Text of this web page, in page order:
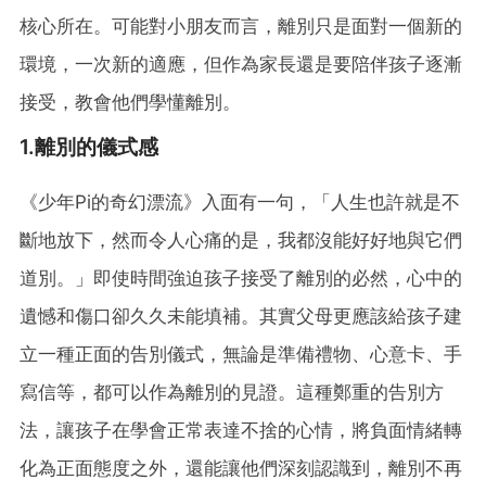
核心所在。可能對小朋友而言，離別只是面對一個新的
環境，一次新的適應，但作為家長還是要陪伴孩子逐漸
接受，教會他們學懂離別。
1.離別的儀式感
《少年Pi的奇幻漂流》入面有一句，「人生也許就是不
斷地放下，然而令人心痛的是，我都沒能好好地與它們
道別。」即使時間強迫孩子接受了離別的必然，心中的
遺憾和傷口卻久久未能填補。其實父母更應該給孩子建
立一種正面的告別儀式，無論是準備禮物、心意卡、手
寫信等，都可以作為離別的見證。這種鄭重的告別方
法，讓孩子在學會正常表達不捨的心情，將負面情緒轉
化為正面態度之外，還能讓他們深刻認識到，離別不再